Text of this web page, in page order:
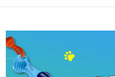
【注意事項】
１．透過由恩沛科技股份有限公
易，需依本服務之必要範圍內提
一般宅配
每筆NT$100，滿NT$2,000(